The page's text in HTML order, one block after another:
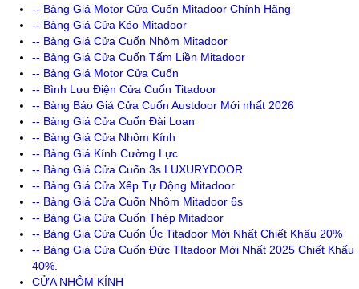
-- Bảng Giá Motor Cửa Cuốn Mitadoor Chính Hãng
-- Bảng Giá Cửa Kéo Mitadoor
-- Bảng Giá Cửa Cuốn Nhôm Mitadoor
-- Bảng Giá Cửa Cuốn Tấm Liền Mitadoor
-- Bảng Giá Motor Cửa Cuốn
-- Bình Lưu Điện Cửa Cuốn Titadoor
-- Bảng Báo Giá Cửa Cuốn Austdoor Mới nhất 2026
-- Bảng Giá Cửa Cuốn Đài Loan
-- Bảng Giá Cửa Nhôm Kính
-- Bảng Giá Kính Cường Lực
-- Bảng Giá Cửa Cuốn 3s LUXURYDOOR
-- Bảng Giá Cửa Xếp Tự Động Mitadoor
-- Bảng Giá Cửa Cuốn Nhôm Mitadoor 6s
-- Bảng Giá Cửa Cuốn Thép Mitadoor
-- Bảng Giá Cửa Cuốn Úc Titadoor Mới Nhất Chiết Khấu 20%
-- Bảng Giá Cửa Cuốn Đức TItadoor Mới Nhất 2025 Chiết Khấu
40%.
CỬA NHÔM KÍNH